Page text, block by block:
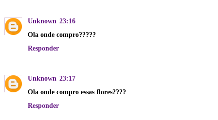
Unknown 23:16
Ola onde compro?????
Responder
Unknown 23:17
Ola onde compro essas flores????
Responder